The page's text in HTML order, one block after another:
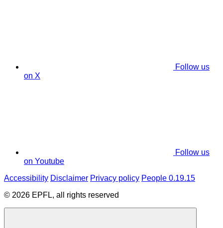
Follow us
on X
Follow us
on Youtube
Accessibility Disclaimer Privacy policy People 0.19.15
© 2026 EPFL, all rights reserved